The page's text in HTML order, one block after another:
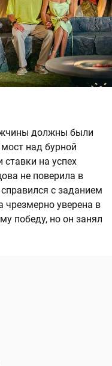
должны были
над бурной
на успех
не поверила в
с заданием
чрезмерно уверена в
победу, но он занял